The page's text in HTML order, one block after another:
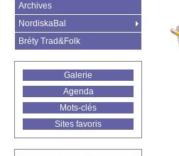
Archives
NordiskaBal
Bréty Trad&Folk
Galerie
Agenda
Mots-clés
Sites favoris